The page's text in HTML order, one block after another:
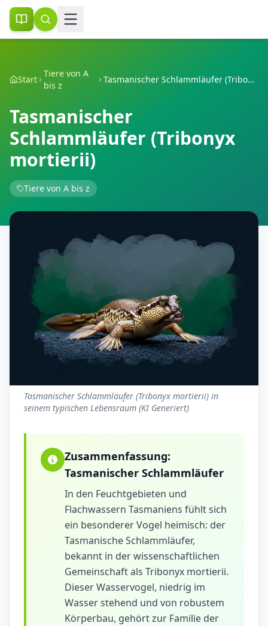
Start
Tiere von A
bis z
Tasmanischer Schlammläufer (Tribonyx mortierii)
Tasmanischer
Schlammläufer (Tribonyx
mortierii)
Tiere von A bis z
Tasmanischer Schlammläufer (Tribonyx mortierii) in
seinem typischen Lebensraum (KI Generiert)
Zusammenfassung:
Tasmanischer Schlammläufer
In den Feuchtgebieten und
Flachwassern Tasmaniens fühlt sich
ein besonderer Vogel heimisch: der
Tasmanische Schlammläufer,
bekannt in der wissenschaftlichen
Gemeinschaft als Tribonyx mortierii.
Dieser Wasservogel, niedrig im
Wasser stehend und von robustem
Körperbau, gehört zur Familie der